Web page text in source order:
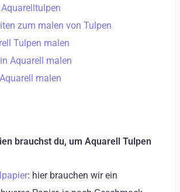
zum malen von Tulpen
Tulpen malen
Aquarell malen
malen
brauchst du, um Aquarell Tulpen
: hier brauchen wir ein